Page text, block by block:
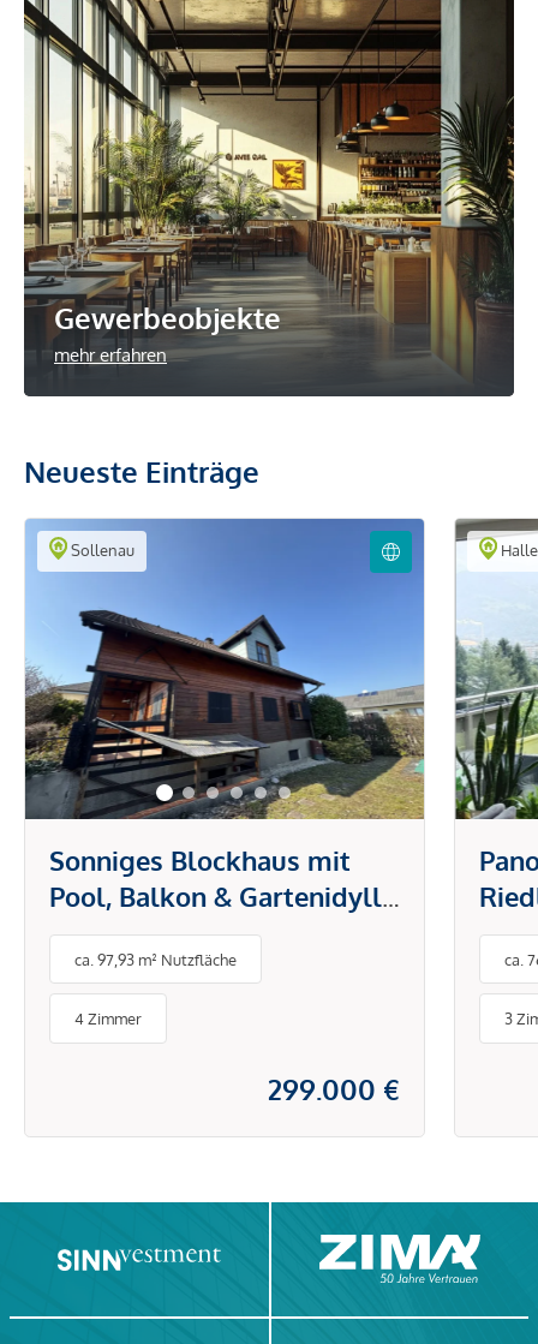
Gewerbeobjekte
mehr erfahren
Neueste Einträge
Sollenau
Sonniges Blockhaus mit
Pool, Balkon & Gartenidylle
in Sollenau
ca. 97,93 m² Nutzfläche
4 Zimmer
299.000 €
ca.
3